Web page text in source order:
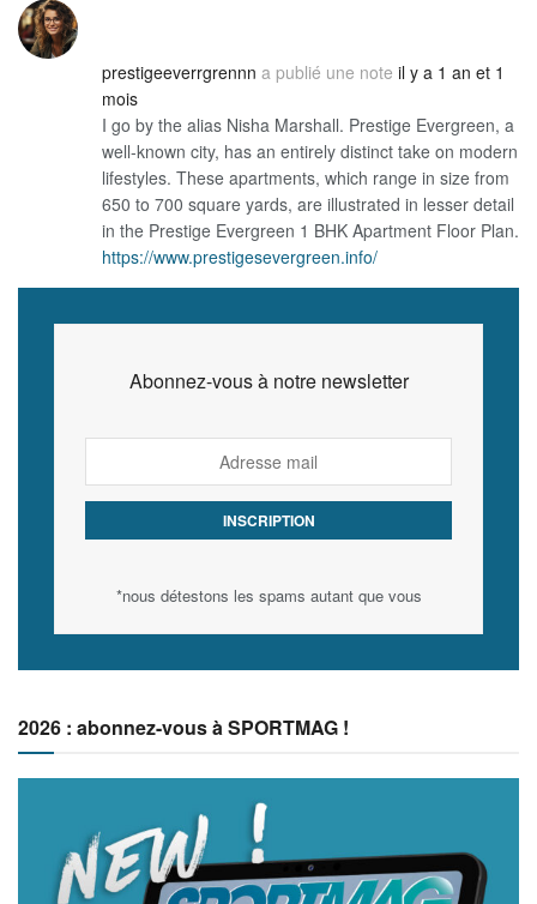
prestigeeverrgrennn a publié une note il y a 1 an et 1
mois
I go by the alias Nisha Marshall. Prestige Evergreen, a
well-known city, has an entirely distinct take on modern
lifestyles. These apartments, which range in size from
650 to 700 square yards, are illustrated in lesser detail
in the Prestige Evergreen 1 BHK Apartment Floor Plan.
https://www.prestigesevergreen.info/
Abonnez-vous à notre newsletter
*nous détestons les spams autant que vous
2026 : abonnez-vous à SPORTMAG !